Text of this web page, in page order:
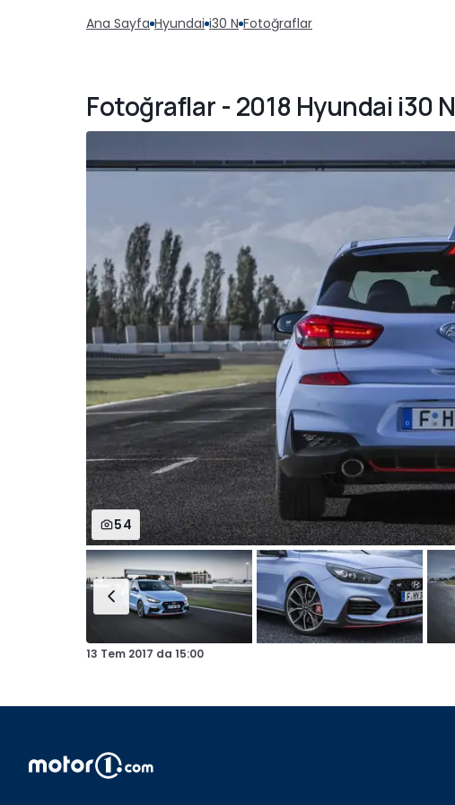
Ana Sayfa Hyundai i30 N Fotoğraflar
Fotoğraflar - 2018 Hyundai i30 N
54
13 Tem 2017 da 15:00